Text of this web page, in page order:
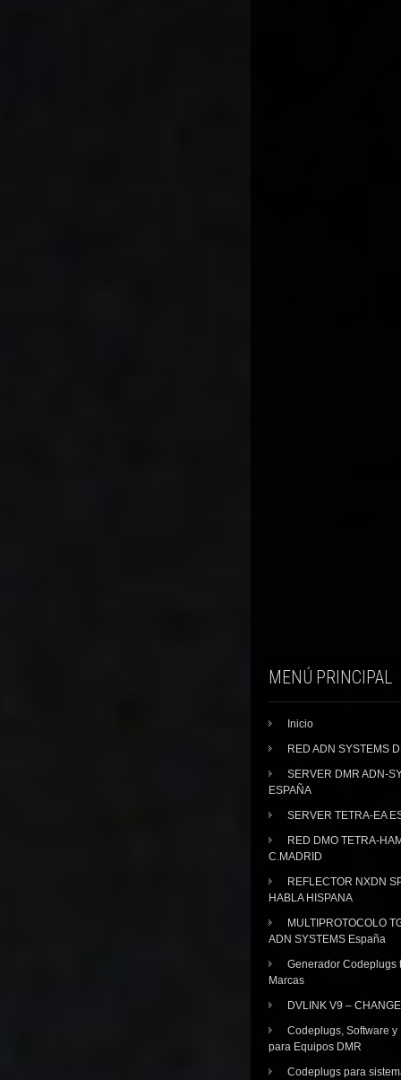
MENÚ PRINCIPAL
Inicio
RED ADN SYSTEMS
SERVER DMR ADN-
ESPAÑA
SERVER TETRA-EA
RED DMO TETRA-
C.MADRID
REFLECTOR NXDN
HABLA HISPANA
MULTIPROTOCOLO
ADN SYSTEMS España
Generador Codeplugs
Marcas
DVLINK V9 –
Codeplugs, Software y
para Equipos DMR
Codeplugs para